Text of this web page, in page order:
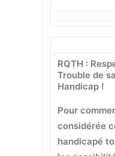
RQTH :
Trouble de
Handicap !
Pour
considérée
handicapé